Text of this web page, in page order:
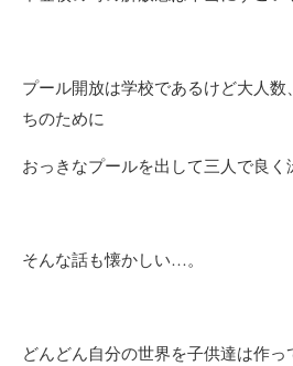
プール開放は学校であるけど大人
ちのために
おっきなプールを出して三人で良く
そんな話も懐かしい…。
どんどん自分の世界を子供達は作っ